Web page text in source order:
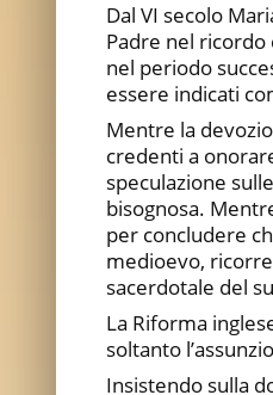
Dal VI secolo
Padre nel ricordo
nel periodo
essere indicati
Mentre la
credenti a
speculazione
bisognosa.
per concludere
medioevo,
sacerdotale del
La Riforma
soltanto
Insistendo sulla